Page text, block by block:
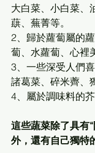
大白菜、小白菜、
蕻、蕪菁等。
2、歸於蘿蔔屬的
蔔、水蘿蔔、心裡
3、一些深受人們
諸葛菜、碎米薺、
4、屬於調味料的芥
這些蔬菜除了具有
外，還有自己獨特